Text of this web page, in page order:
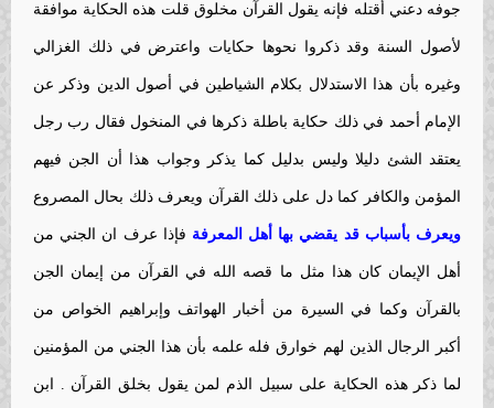
جوفه دعني أقتله فإنه يقول القرآن مخلوق قلت هذه الحكاية موافقة
لأصول السنة وقد ذكروا نحوها حكايات واعترض في ذلك الغزالي
وغيره بأن هذا الاستدلال بكلام الشياطين في أصول الدين وذكر عن
الإمام أحمد في ذلك حكاية باطلة ذكرها في المنخول فقال رب رجل
يعتقد الشئ دليلا وليس بدليل كما يذكر وجواب هذا أن الجن فيهم
المؤمن والكافر كما دل على ذلك القرآن ويعرف ذلك بحال المصروع
ويعرف بأسباب قد يقضي بها أهل المعرفة فإذا عرف ان الجني من
أهل الإيمان كان هذا مثل ما قصه الله في القرآن من إيمان الجن
بالقرآن وكما في السيرة من أخبار الهواتف وإبراهيم الخواص من
أكبر الرجال الذين لهم خوارق فله علمه بأن هذا الجني من المؤمنين
لما ذكر هذه الحكاية على سبيل الذم لمن يقول بخلق القرآن . ابن